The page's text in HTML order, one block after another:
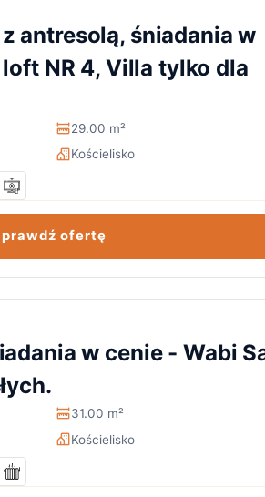
antresolą, śniadania w
NR 4, Villa tylko dla
29.00 m²
Kościelisko
ofertę
w cenie - Wabi
31.00 m²
Kościelisko